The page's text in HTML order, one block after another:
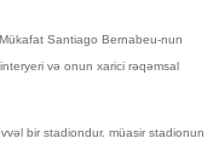
Santiago Bernabeu-nun
və onun xarici rəqəmsal
bir stadiondur. müasir stadionun